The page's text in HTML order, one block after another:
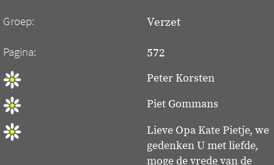
Groep: Verzet
Pagina: 572
Peter Korsten
Piet Gommans
Lieve Opa Kate Pietje, we
gedenken U met liefde,
moge de vrede van de